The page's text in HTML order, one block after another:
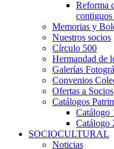
Reforma
contiguos
Memorias y
Nuestros socios
Círculo 500
Hermandad de
Galerías
Convenios
Ofertas a Socios
Catálogos
Catálogo
Catálogo
SOCIOCULTURAL
Noticias